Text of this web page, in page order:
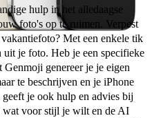
hulp in het alledaagse
foto's op te ruimen. Verpest
Met een enkele tik
je foto. Heb je een specifieke
genereer je je eigen
te beschrijven en je iPhone
je ook hulp en advies bij
wat voor stijl je wilt en de AI